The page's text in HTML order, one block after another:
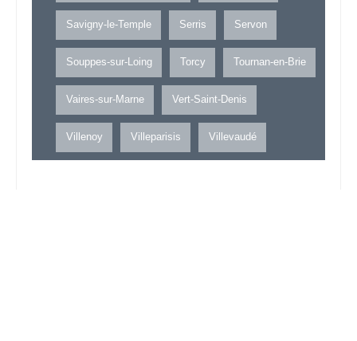
Savigny-le-Temple Serris Servon
Souppes-sur-Loing Torcy Tournan-en-Brie
Vaires-sur-Marne Vert-Saint-Denis
Villenoy Villeparisis Villevaudé